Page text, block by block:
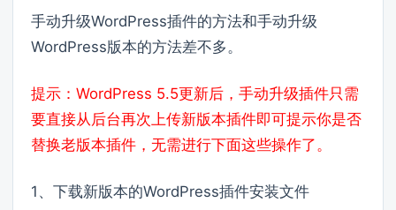
手动升级WordPress插件的方法和手动升级
WordPress版本的方法差不多。
提示：WordPress 5.5更新后，手动升级插件只需
要直接从后台再次上传新版本插件即可提示你是否
替换老版本插件，无需进行下面这些操作了。
1、下载新版本的WordPress插件安装文件